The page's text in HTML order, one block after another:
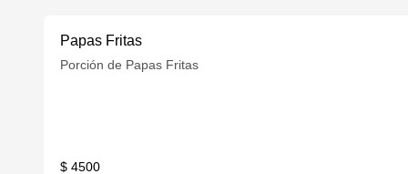
Papas Fritas
Porción de Papas Fritas
$ 4500